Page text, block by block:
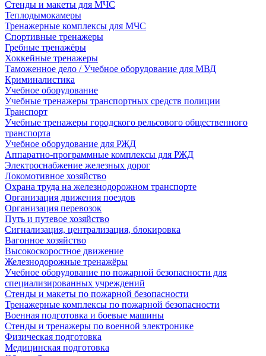
Стенды и макеты для МЧС
Теплодымокамеры
Тренажерные комплексы для МЧС
Спортивные тренажеры
Гребные тренажёры
Хоккейные тренажеры
Таможенное дело / Учебное оборудование для МВД
Криминалистика
Учебное оборудование
Учебные тренажеры транспортных средств полиции
Транспорт
Учебные тренажеры городского рельсового общественного
транспорта
Учебное оборудование для РЖД
Аппаратно-программные комплексы для РЖД
Электроснабжение железных дорог
Локомотивное хозяйство
Охрана труда на железнодорожном транспорте
Организация движения поездов
Организация перевозок
Путь и путевое хозяйство
Сигнализация, централизация, блокировка
Вагонное хозяйство
Высокоскоростное движение
Железнодорожные тренажёры
Учебное оборудование по пожарной безопасности для
специализированных учреждений
Стенды и макеты по пожарной безопасности
Тренажерные комплексы по пожарной безопасности
Военная подготовка и боевые машины
Стенды и тренажеры по военной электронике
Физическая подготовка
Медицинская подготовка